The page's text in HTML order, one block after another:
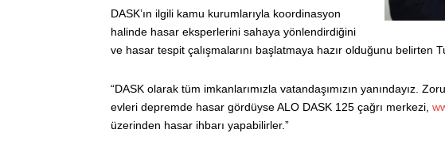
DASK’ın ilgili kamu kurumlarıyla koordinasyon
halinde hasar eksperlerini sahaya yönlendirdiğini
ve hasar tespit çalışmalarını başlatmaya hazır olduğunu belirten
“DASK olarak tüm imkanlarımızla vatandaşımızın yanındayız.
evleri depremde hasar gördüyse ALO DASK 125 çağrı merkezi,
üzerinden hasar ihbarı yapabilirler.”